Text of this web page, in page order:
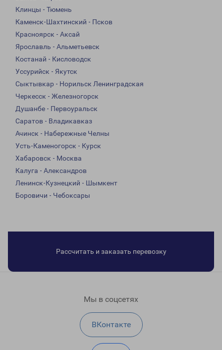
Клинцы - Тюмень
Каменск-Шахтинский - Псков
Красноярск - Аксай
Ярославль - Альметьевск
Костанай - Кисловодск
Уссурийск - Якутск
Сыктывкар - Норильск Ленинградская
Черкесск - Железногорск
Душанбе - Первоуральск
Саратов - Владикавказ
Ачинск - Набережные Челны
Усть-Каменогорск - Курск
Хабаровск - Москва
Калуга - Александров
Ленинск-Кузнецкий - Шымкент
Боровичи - Чебоксары
Рассчитать и заказать перевозку
Мы в соцсетях
ВКонтакте